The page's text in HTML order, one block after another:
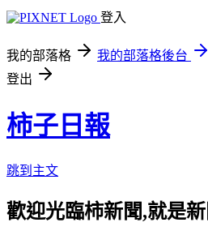
登入
我的部落格 我的部落格後台
登出
柿子日報
跳到主文
歡迎光臨柿新聞,就是